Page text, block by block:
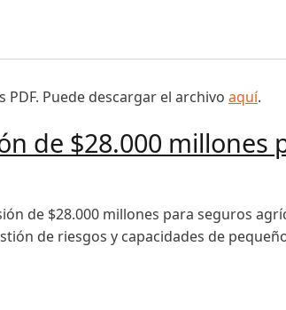
Puede descargar el archivo aquí.
de $28.000
de $28.000 millones para seguros
de riesgos y capacidades de